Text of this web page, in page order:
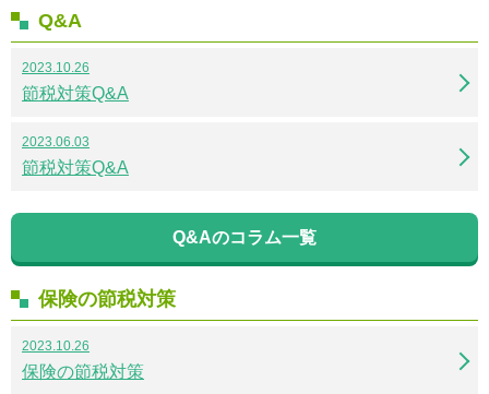
Q&A
2023.10.26
節税対策Q&A
2023.06.03
節税対策Q&A
Q&Aのコラム一覧
保険の節税対策
2023.10.26
保険の節税対策